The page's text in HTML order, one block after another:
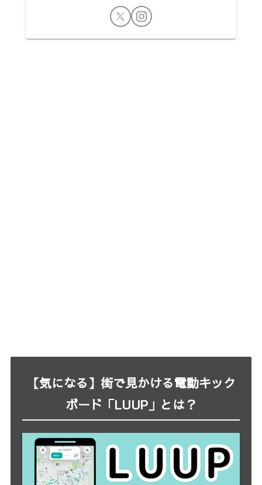
【気になる】街で見かける電動キック
ボード「LUUP」とは？